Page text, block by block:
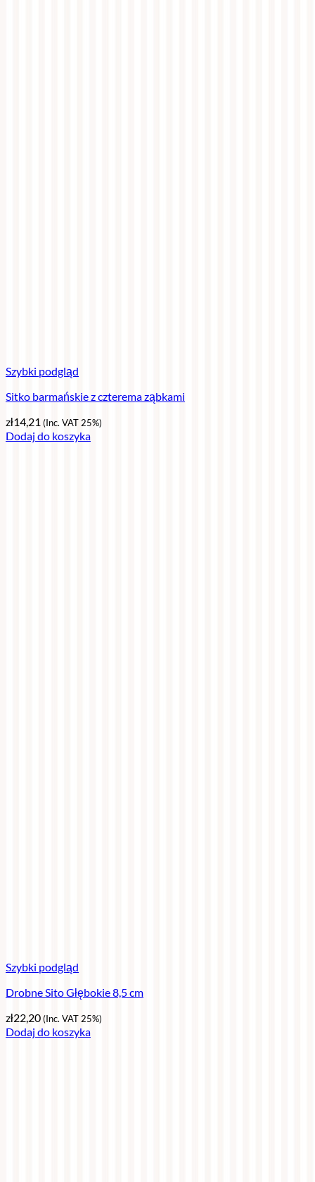
Szybki podgląd
Sitko barmańskie z czterema ząbkami
zł14,21 (Inc. VAT 25%)
Dodaj do koszyka
Szybki podgląd
Drobne Sito Głębokie 8,5 cm
zł22,20(Inc. VAT 25%)
Dodaj do koszyka